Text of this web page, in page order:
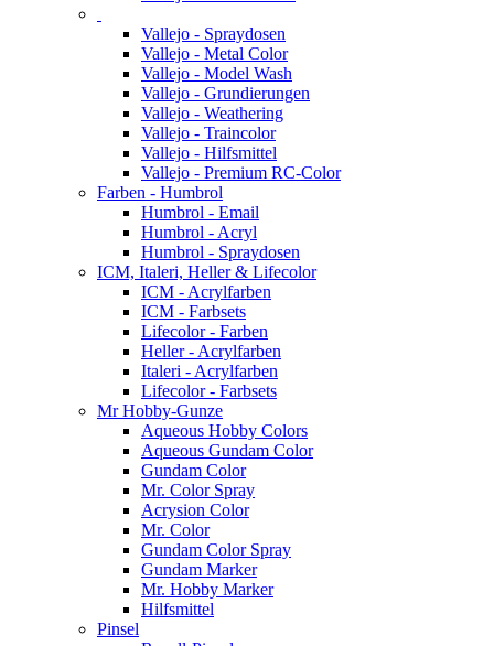
Vallejo - Spraydosen
Vallejo - Metal Color
Vallejo - Model Wash
Vallejo - Grundierungen
Vallejo - Weathering
Vallejo - Traincolor
Vallejo - Hilfsmittel
Vallejo - Premium RC-Color
Farben - Humbrol
Humbrol - Email
Humbrol - Acryl
Humbrol - Spraydosen
ICM, Italeri, Heller & Lifecolor
ICM - Acrylfarben
ICM - Farbsets
Lifecolor - Farben
Heller - Acrylfarben
Italeri - Acrylfarben
Lifecolor - Farbsets
Mr Hobby-Gunze
Aqueous Hobby Colors
Aqueous Gundam Color
Gundam Color
Mr. Color Spray
Acrysion Color
Mr. Color
Gundam Color Spray
Gundam Marker
Mr. Hobby Marker
Hilfsmittel
Pinsel